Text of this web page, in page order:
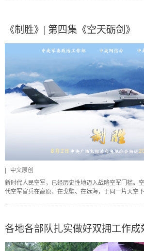
《制胜》| 第四集《空天砺剑》
|
中文原创
新时代人民空军，已经历史性地迈入战略空军门槛。
代空军官兵在高原、在戈壁、在远海，于同一片天空下
各地各部队扎实做好双拥工作成